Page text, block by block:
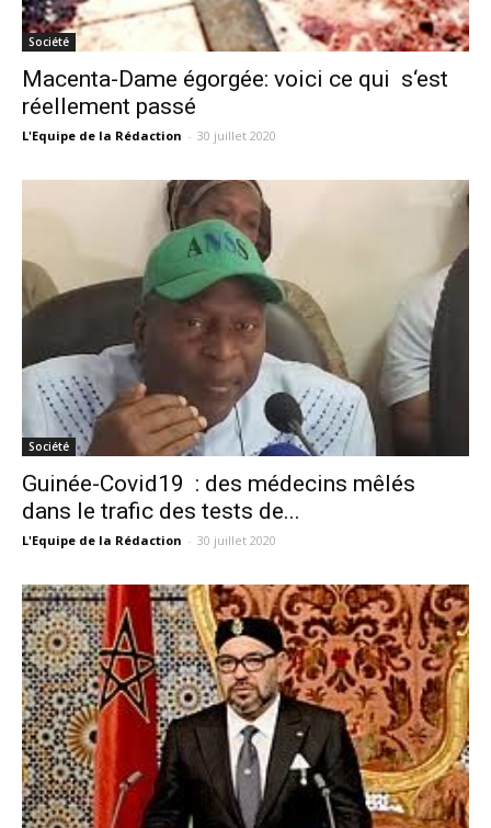
Société
Macenta-Dame égorgée: voici ce qui s‘est
réellement passé
L'Equipe de la Rédaction - 30 juillet 2020
Société
Guinée-Covid19 : des médecins mêlés
dans le trafic des tests de...
L'Equipe de la Rédaction - 30 juillet 2020